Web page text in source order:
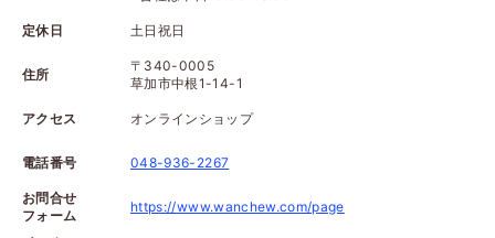
定休日 土日祝日
住所
〒340-0005
草加市中根1-14-1
アクセス オンラインショップ
電話番号 048-936-2267
お問合せ
フォーム
https://www.wanchew.com/page